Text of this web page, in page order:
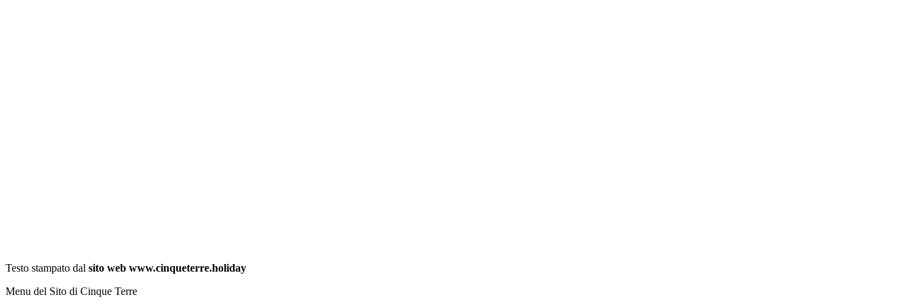
Testo stampato dal sito web www.cinqueterre.holiday
Menu del Sito di Cinque Terre